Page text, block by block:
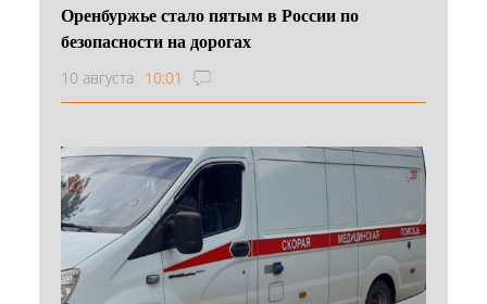
Оренбуржье стало пятым в России по
безопасности на дорогах
10 августа 10:01